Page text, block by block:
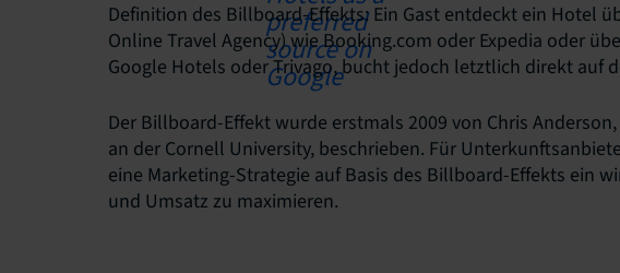
Definition des Billboard-Effekts: Ein Gast entdeckt ein Hotel
Online Travel Agency) wie Booking.com oder Expedia oder
Google Hotels oder Trivago, bucht jedoch letztlich direkt auf
Der Billboard-Effekt wurde erstmals 2009 von Chris
an der Cornell University, beschrieben. Für
eine Marketing-Strategie auf Basis des Billboard-Effekts ein
und Umsatz zu maximieren.